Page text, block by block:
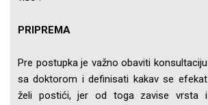
PRIPREMA
Pre postupka je važno obaviti konsultaciju
sa doktorom i definisati kakav se efekat
želi postići, jer od toga zavise vrsta i